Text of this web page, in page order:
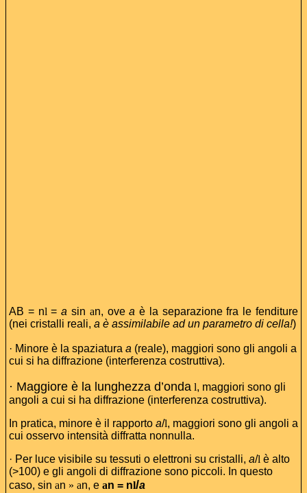
AB = nl=a sin an, oveaè la separazione fra le fenditure
(nei cristalli reali, a è assimilabile ad un parametro di cella!)
· Minore è la spaziatura a (reale), maggiori sono gli angoli a
cui si ha diffrazione (interferenza costruttiva).
· Maggiore è la lunghezza d’onda l, maggiori sono gli
angoli a cui si ha diffrazione (interferenza costruttiva).
In pratica, minore è il rapporto a/l, maggiori sono gli angoli a
cui osservo intensità diffratta nonnulla.
· Per luce visibile su tessuti o elettroni su cristalli, a/l è alto
(>100) e gli angoli di diffrazione sono piccoli. In questo
caso, sin an » an, e an = nl/a